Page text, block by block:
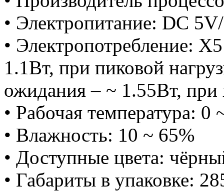
• Электропитание: DC
• Электропотребление:
1.1Вт, при пиковой
ожидания – ~ 1.55Вт, при
• Рабочая температура: 0
• Влажность: 10 ~ 65%
• Доступные цвета:
• Габариты в упаковке: